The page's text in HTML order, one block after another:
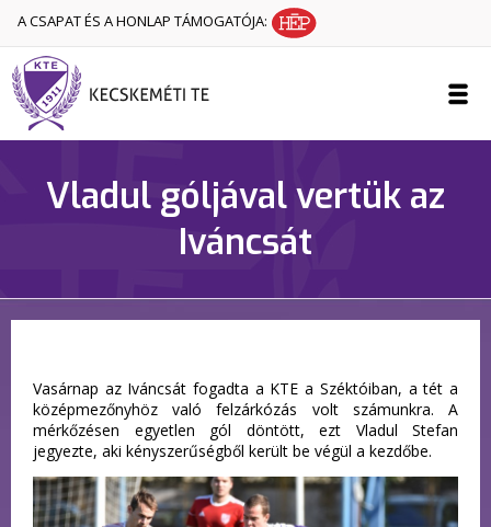
A CSAPAT ÉS A HONLAP TÁMOGATÓJA:
Vladul góljával vertük az
Iváncsát
Vasárnap az Iváncsát fogadta a KTE a Széktóiban, a tét a
középmezőnyhöz való felzárkózás volt számunkra. A
mérkőzésen egyetlen gól döntött, ezt Vladul Stefan
jegyezte, aki kényszerűségből került be végül a kezdőbe.